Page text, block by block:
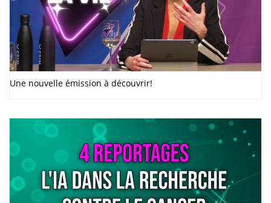
Une nouvelle émission à découvrir!